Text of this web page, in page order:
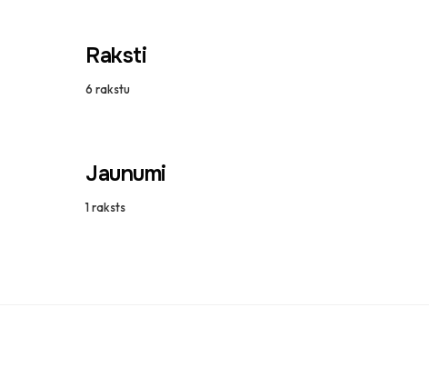
Raksti
6 rakstu
Jaunumi
1raksts